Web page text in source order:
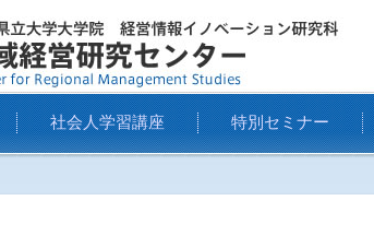
社会人学習講座 特別セミナー